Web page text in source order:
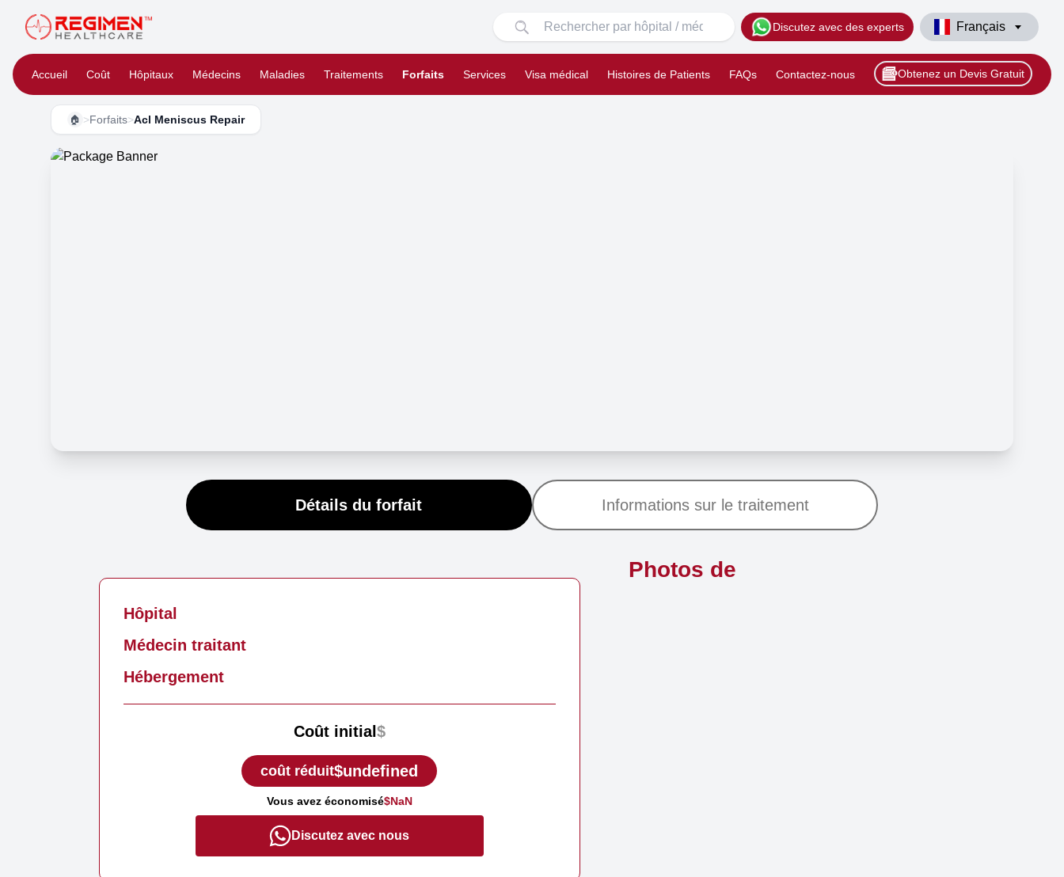
Discutez avec des experts Français
Accueil Coût Hôpitaux Médecins Maladies Traitements Forfaits Services Visa médical Histoires de Patients FAQs Contactez-nous Obtenez un Devis Gratuit
🏠 >Forfaits>Acl Meniscus Repair
Détails du forfait Informations sur le traitement
Hôpital
Médecin traitant
Hébergement
Coût initial $
coût réduit$undefined
Vous avez économisé$NaN
Discutez avec nous
Photos de